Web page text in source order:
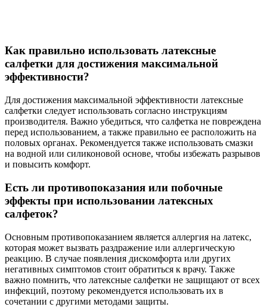
Как правильно использовать латексные
салфетки для достижения максимальной
эффективности?
Для достижения максимальной эффективности латексные
салфетки следует использовать согласно инструкциям
производителя. Важно убедиться, что салфетка не повреждена
перед использованием, а также правильно ее расположить на
половых органах. Рекомендуется также использовать смазки
на водной или силиконовой основе, чтобы избежать разрывов
и повысить комфорт.
Есть ли противопоказания или побочные
эффекты при использовании латексных
салфеток?
Основным противопоказанием является аллергия на латекс,
которая может вызвать раздражение или аллергическую
реакцию. В случае появления дискомфорта или других
негативных симптомов стоит обратиться к врачу. Также
важно помнить, что латексные салфетки не защищают от всех
инфекций, поэтому рекомендуется использовать их в
сочетании с другими методами защиты.